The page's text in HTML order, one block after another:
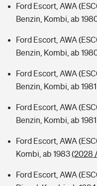
Ford Escort, AWA
Benzin, Kombi, ab
Ford Escort, AWA
Benzin, Kombi, ab
Ford Escort, AWA
Benzin, Kombi, ab 1981
Ford Escort, AWA
Benzin, Kombi, ab 1981
Ford Escort, AWA
Kombi, ab 1983(2028
Ford Escort, AWA